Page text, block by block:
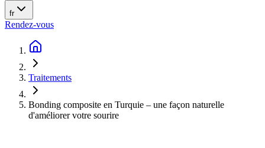
fr
Rendez-vous
Traitements
Bonding composite en Turquie – une façon naturelle
d'améliorer votre sourire